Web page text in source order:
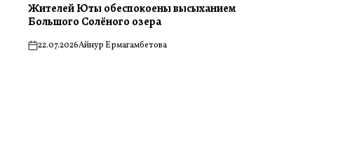
Жителей Юты обеспокоены высыханием
Большого Солёного озера
on22.07.2026Айнур Ермагамбетова